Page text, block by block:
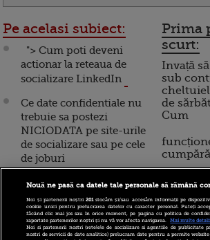
Pe acelasi subiect:
"> Cum poti deveni
actionar la reteaua de
socializare LinkedIn
Ce date confidentiale nu
trebuie sa postezi
NICIODATA pe site-urile
de socializare sau pe cele
de joburi
Mubarak, dat jos de
Facebook si Twitter! Ce
rol au jucat retelele de
socializare in demisia
Prima
scurt:
Invață
sub
de
Cum
Incont ,
TV de
Nouă ne pasă ca datele tale personale să rămână
Noi și partenerii noștri201stocăm și/sau accesăm informații pe
cookie unici pentru prelucrarea datelor cu caracter personal. Puteți
făcând clic mai jos sau în orice moment, pe pagina cu politica de
raportate partenerilor noștri și nu vă vor afecta navigarea.
Mai multe
Noi si partenerii nostri (retelele de socializare si agentiile de publicitate
nostri de servicii de date analitice) prelucram date pentru a permite